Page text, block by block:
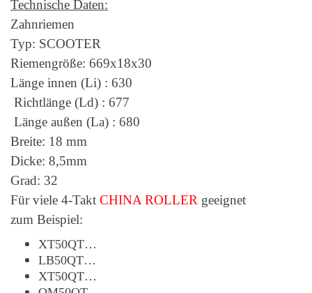
Technische Daten:
Zahnriemen
Typ: SCOOTER
Riemengröße: 669x18x30
Länge innen (Li) : 630
Richtlänge (Ld) : 677
Länge außen (La) : 680
Breite: 18 mm
Dicke: 8,5mm
Grad: 32
Für viele 4-Takt CHINA ROLLER geeignet
zum Beispiel:
XT50QT…
LB50QT…
XT50QT…